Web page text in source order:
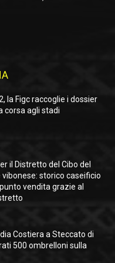
la Figc raccoglie i dossier
corsa agli stadi
il Distretto del Cibo del
storico caseificio
vendita grazie al
Costiera a Steccato di
500 ombrelloni sulla